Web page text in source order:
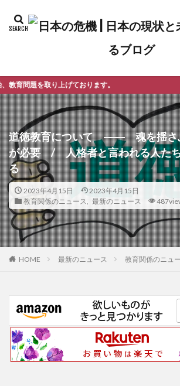
ます。
道徳教育について ―― 魂を揺さ
が必要 / 人格者と言われる人た
る
2023年4月15日
2023年4月15日
教育関係のニュース
最新のニュース
HOME 最新のニュース 教育関係のニュ